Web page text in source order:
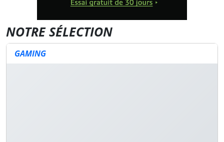
NOTRE SÉLECTION
GAMING